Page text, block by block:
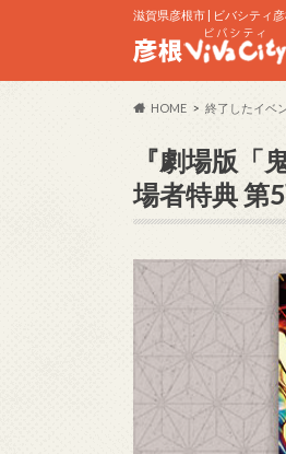
滋賀県彦根市 | ビバシティ
HOME 終了したイベ
『劇場版
場者特典 第